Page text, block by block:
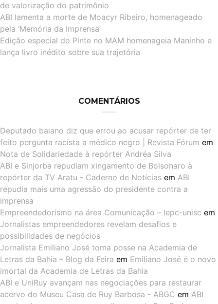
de valorização do patrimônio
ABI lamenta a morte de Moacyr Ribeiro, homenageado
pela ‘Memória da Imprensa’
Edição especial do Pinte no MAM homenageia Maninho e
lança livro inédito sobre sua trajetória
COMENTÁRIOS
Deputado baiano diz que errou ao acusar repórter de ter
feito pergunta racista a médico negro | Revista Fórum em
Nota de Solidariedade à repórter Andréa Silva
ABI e Sinjorba repudiam xingamento de Bolsonaro à
repórter da TV Aratu - Caderno de Notícias em ABI
repudia mais uma agressão do presidente contra a
imprensa
Empreendedorismo na área Comunicação – lepc-unisc em
Jornalistas empreendedores revelam desafios e
possibilidades de negócios
Jornalista Emiliano José toma posse na Academia de
Letras da Bahia – Blog da Feira em Emiliano José é o novo
imortal da Academia de Letras da Bahia
ABI e UniRuy avançam nas negociações para restaurar
acervo do Museu Casa de Ruy Barbosa - ABGC em ABI